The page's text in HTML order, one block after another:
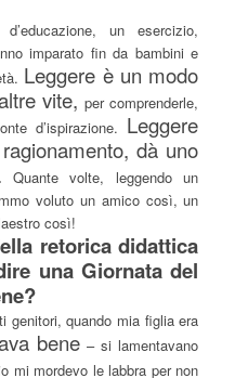
un esercizio,
imparato fin da bambini e
Leggere è un modo
vite, per comprenderle,
d’ispirazione. Leggere
dà uno
Quante volte, leggendo un
voluto un amico così, un
così!
retorica didattica
una Giornata del
genitori, quando mia figlia era
bene – si lamentavano
mi mordevo le labbra per non